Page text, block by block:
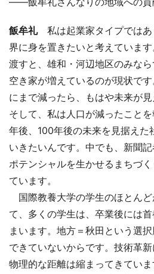
飯牟礼私は起業家タイプではあ
界に身を置きたいと考えていま
渡すと、雄和・河辺地区のみな
空き家が増えているのが現状で
にまで減ったら、もはや未来が見
そして、私は人口が減ったこと
年後、100年後の未来を見据えた
いきたいんです。中でも、新聞
ポテンシャルを生かせるまちづ
ています。
国際教養大学の学生のほとん
て、多くの学生は、卒業後には
まいます。地方＝秋田という選
できていないからです。技術革
物理的な距離は縮まってきてい